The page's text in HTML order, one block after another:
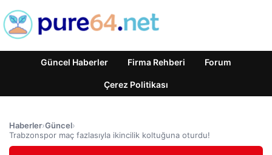
Güncel Haberler Firma Rehberi Forum
Çerez Politikası
Haberler›Güncel›
Trabzonspor maç fazlasıyla ikincilik koltuğuna oturdu!